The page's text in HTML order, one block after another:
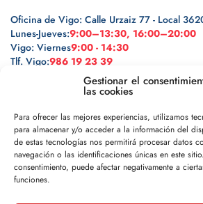
Gestionar el
las cookies
Para ofrecer las mejores experiencias, utilizamos
para almacenar y/o acceder a la información del
de estas tecnologías nos permitirá procesar datos
navegación o las identificaciones únicas en este
consentimiento, puede afectar negativamente a
funciones.
Oficina de Vigo: Calle Urzaiz 77 - Local
Lunes-Jueves:9:00–13:30, 16:00–20:00
Vigo: Viernes9:00 - 14:30
Tlf. Vigo:986 19 23 39
Legal
Política de privacidad